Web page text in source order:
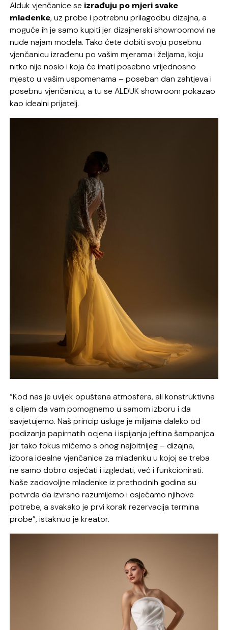
Alduk vjenčanice se izrađuju po mjeri svake
mladenke, uz probe i potrebnu prilagodbu dizajna, a
moguće ih je samo kupiti jer dizajnerski showroomovi ne
nude najam modela. Tako ćete dobiti svoju posebnu
vjenčanicu izrađenu po vašim mjerama i željama, koju
nitko nije nosio i koja će imati posebno vrijednosno
mjesto u vašim uspomenama – poseban dan zahtjeva i
posebnu vjenčanicu, a tu se ALDUK showroom pokazao
kao idealni prijatelj.
“Kod nas je uvijek opuštena atmosfera, ali konstruktivna
s ciljem da vam pomognemo u samom izboru i da
savjetujemo. Naš princip usluge je miljama daleko od
podizanja papirnatih ocjena i ispijanja jeftina šampanjca
jer tako fokus mičemo s onog najbitnijeg – dizajna,
izbora idealne vjenčanice za mladenku u kojoj se treba
ne samo dobro osjećati i izgledati, već i funkcionirati.
Naše zadovoljne mladenke iz prethodnih godina su
potvrda da izvrsno razumijemo i osjećamo njihove
potrebe, a svakako je prvi korak rezervacija termina
probe”, istaknuo je kreator.